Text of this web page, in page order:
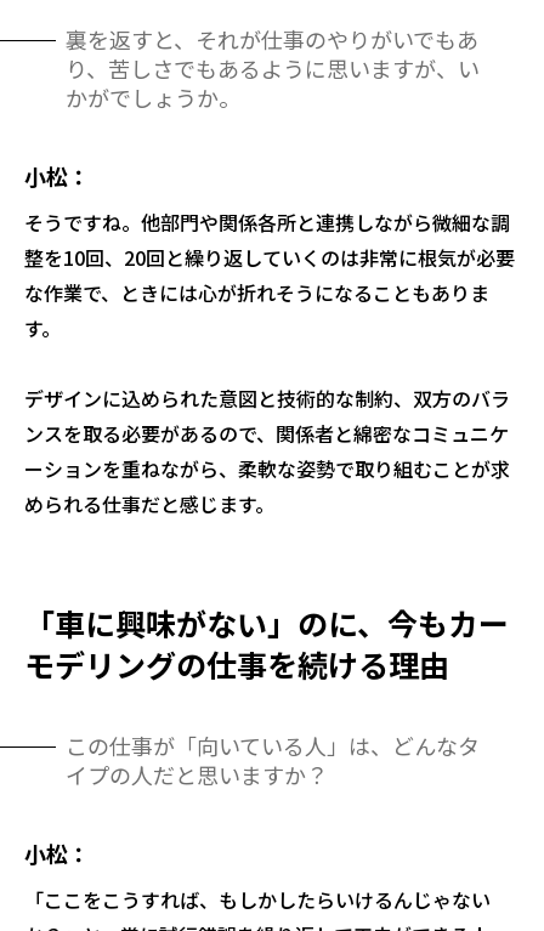
裏を返すと、それが仕事のやりがいでもあ
り、苦しさでもあるように思いますが、い
かがでしょうか。
小松
そうですね。他部門や関係各所と連携しながら微細な調
整を10回、20回と繰り返していくのは非常に根気が必要
な作業で、ときには心が折れそうになることもありま
す。
デザインに込められた意図と技術的な制約、双方のバラ
ンスを取る必要があるので、関係者と綿密なコミュニケ
ーションを重ねながら、柔軟な姿勢で取り組むことが求
められる仕事だと感じます。
「車に興味がない」のに、今もカー
モデリングの仕事を続ける理由
この仕事が「向いている人」は、どんなタ
イプの人だと思いますか？
小松
「ここをこうすれば、もしかしたらいけるんじゃない